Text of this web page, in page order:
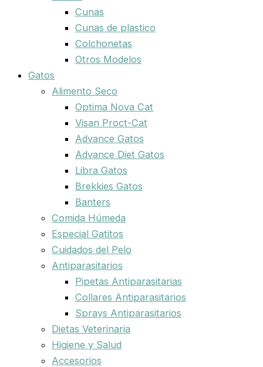
Cunas
Cunas de plastico
Colchonetas
Otros Modelos
Gatos
Alimento Seco
Optima Nova Cat
Visan Proct-Cat
Advance Gatos
Advance Diet Gatos
Libra Gatos
Brekkies Gatos
Banters
Comida Húmeda
Especial Gatitos
Cuidados del Pelo
Antiparasitarios
Pipetas Antiparasitarias
Collares Antiparasitarios
Sprays Antiparasitarios
Dietas Veterinaria
Higiene y Salud
Accesorios